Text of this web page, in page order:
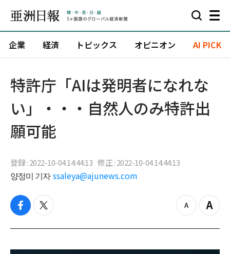
企業 経済 トピックス オピニオン AI PICK
特許庁「AIは発明者になれな
い」・・・自然人のみ特許出
願可能
登録 : 2022-10-04 14:44:13 修正 : 2022-10-04 14:44:13
양정미 기자 ssaleya@ajunews.com
f
c
b
t
i
t
z
o
o
Z
o
i